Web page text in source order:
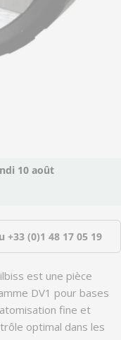
10 août
+33 (0)1 48 17 05 19
est une pièce
DV1 pour bases
fine et
optimal dans les